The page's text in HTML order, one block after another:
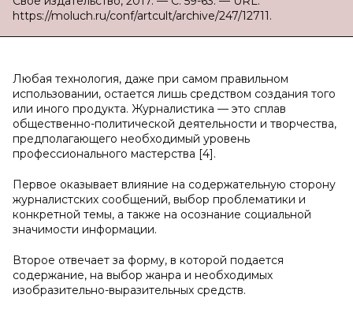
https://moluch.ru/conf/artcult/archive/247/12711.
Любая технология, даже при самом правильном
использовании, остается лишь средством создания того
или иного продукта. Журналистика — это сплав
общественно-политической деятельности и творчества,
предполагающего необходимый уровень
профессионального мастерства [4].
Первое оказывает влияние на содержательную сторону
журналистских сообщений, выбор проблематики и
конкретной темы, а также на осознание социальной
значимости информации.
Второе отвечает за форму, в которой подается
содержание, на выбор жанра и необходимых
изобразительно-выразительных средств.